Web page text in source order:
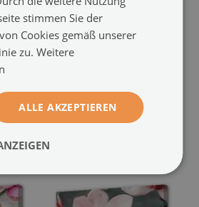
€
Leinwandbilder
Größe von: 100x50 cm
44.99 €
stimmen Sie der
Cookies gemäß unserer
zu.Weitere
ALLE AKZEPTIEREN